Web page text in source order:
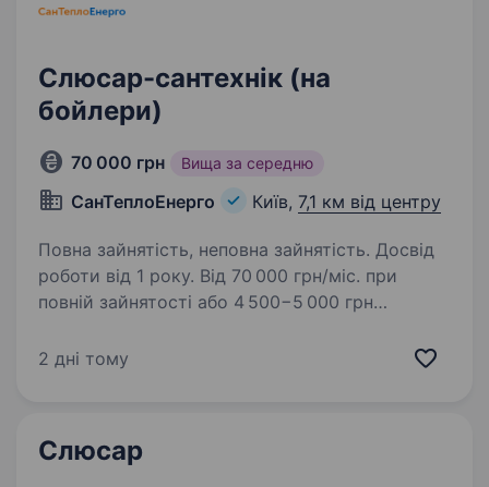
Слюсар-сантехнік (на
бойлери)
70 000 грн Вища за середню
СанТеплоЕнерго Київ, 7,1 км від центру
Повна зайнятість, неповна зайнятість. Досвід
роботи від 1 року. Від 70 000 грн/міс. при
повній зайнятості або 4 500−5 000 грн
Вакансія може бути підробітком, обов’язково
2 дні тому
Слюсар